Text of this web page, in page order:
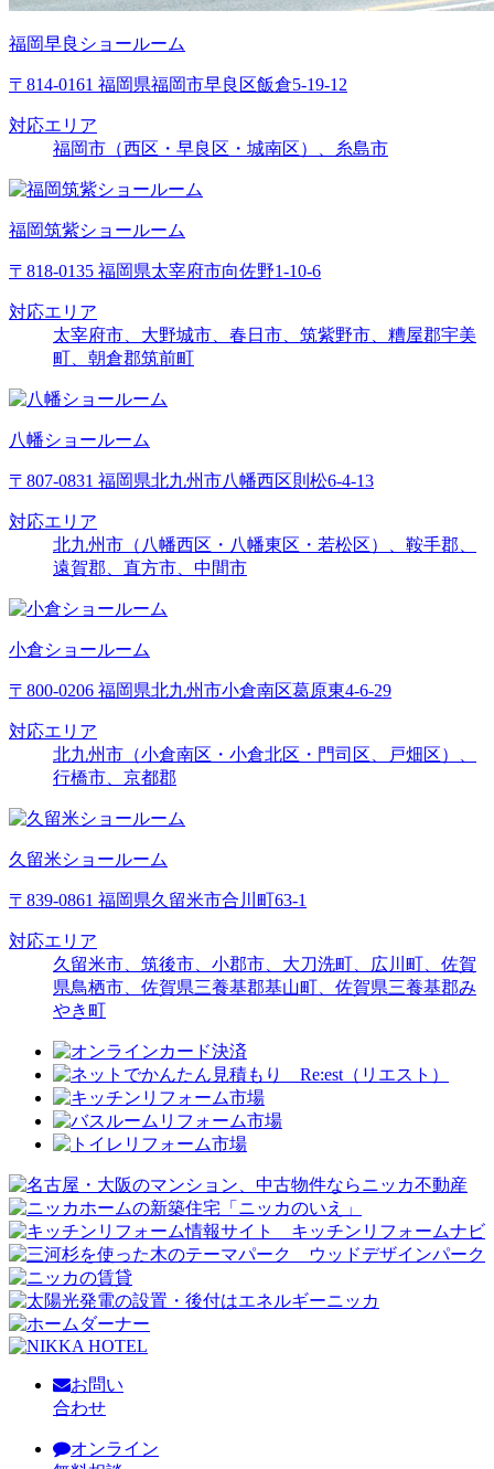
福岡早良ショールーム
〒814-0161 福岡県福岡市早良区飯倉5-19-12
対応エリア
福岡市（西区・早良区・城南区）、糸島市
福岡筑紫ショールーム
〒818-0135 福岡県太宰府市向佐野1-10-6
対応エリア
太宰府市、大野城市、春日市、筑紫野市、糟屋郡宇美
町、朝倉郡筑前町
八幡ショールーム
〒807-0831 福岡県北九州市八幡西区則松6-4-13
対応エリア
北九州市（八幡西区・八幡東区・若松区）、鞍手郡、
遠賀郡、直方市、中間市
小倉ショールーム
〒800-0206 福岡県北九州市小倉南区葛原東4-6-29
対応エリア
北九州市（小倉南区・小倉北区・門司区、戸畑区）、
行橋市、京都郡
久留米ショールーム
〒839-0861 福岡県久留米市合川町63-1
対応エリア
久留米市、筑後市、小郡市、大刀洗町、広川町、佐賀
県鳥栖市、佐賀県三養基郡基山町、佐賀県三養基郡み
やき町
お問い
合わせ
オンライン